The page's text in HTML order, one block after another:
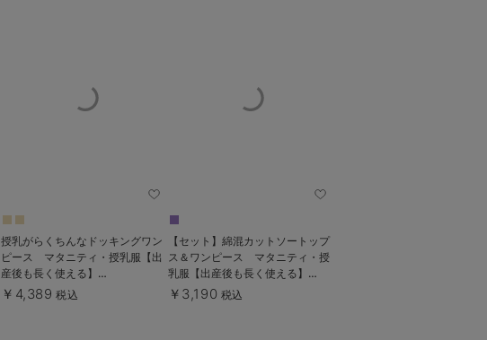
授乳がらくちんなドッキングワン
ピース マタニティ・授乳服【出
産後も長く使える】
Rosemadame（ローズマダム）
￥4,389 税込
【セット】綿混カットソートップ
ス＆ワンピース マタニティ・授
乳服【出産後も長く使える】
fairy（フェアリー）
￥3,190 税込